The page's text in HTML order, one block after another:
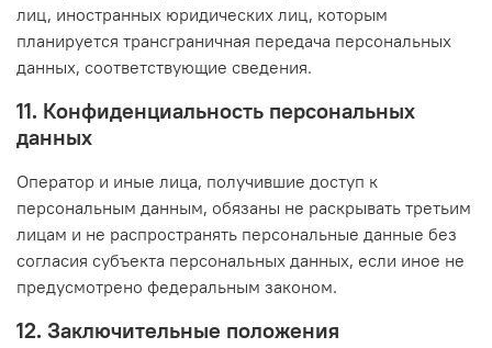
лиц, иностранных юридических лиц, которым
планируется трансграничная передача персональных
данных, соответствующие сведения.
11. Конфиденциальность персональных
данных
Оператор и иные лица, получившие доступ к
персональным данным, обязаны не раскрывать третьим
лицам и не распространять персональные данные без
согласия субъекта персональных данных, если иное не
предусмотрено федеральным законом.
12. Заключительные положения